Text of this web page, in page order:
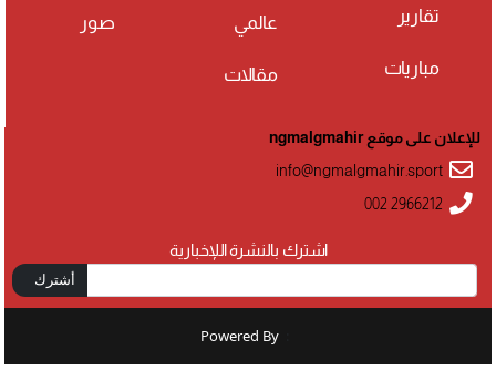
تقارير
مباريات
عالمي
مقالات
صور
اشترك بالنشرة اللإخبارية
أشترك
للإعلان على موقع ngmalgmahir
info@ngmalgmahir.sport
002 2966212
Powered By